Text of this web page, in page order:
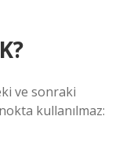
ve sonraki
kullanılmaz: